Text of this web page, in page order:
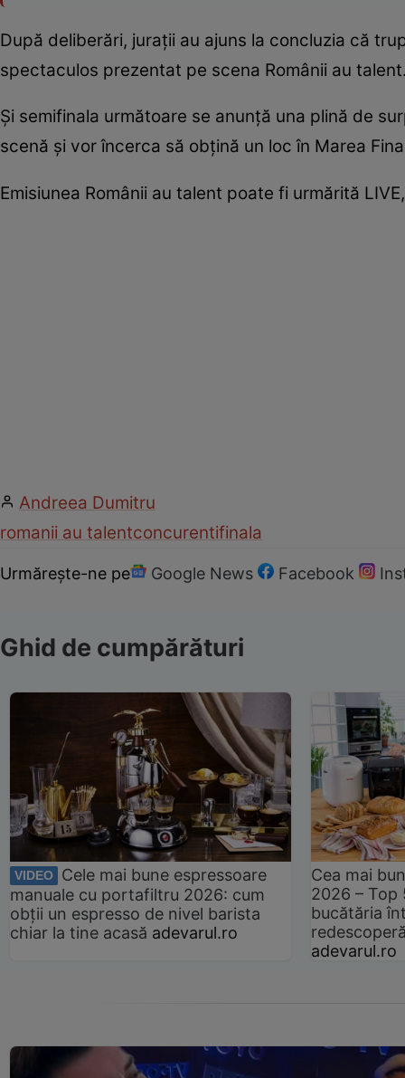
După deliberări, jurații au ajuns la concluzia că
spectaculos prezentat pe scena Românii au
Și semifinala următoare se anunță una plină de
scenă și vor încerca să obțină un loc în Marea
Emisiunea Românii au talent poate fi urmărită
Andreea Dumitru
romanii au talentconcurentifinala
Urmărește-ne pe Google News Facebook
Ghid de cumpărături
VIDEO
Cele mai bune espressoare
manuale cu portafiltru 2026: cum
obții un espresso de nivel barista
chiar la tine acasă adevarul.ro
Cea mai
2026 –
bucătăria
adevarul.ro